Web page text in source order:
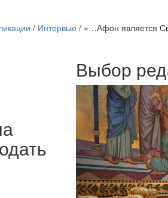
Онлайн трансляции
12 сентября 2015Название
12 сентября 2015Название
12 сентября 2015Название
12 сентября 2015Название
12 сентября 2015Название
12 сентября 2015 Название
12 сентября 2015Название
12 сентября 2015Название
Перейти к архиву
/ Интервью / «…Афон является
Выбор